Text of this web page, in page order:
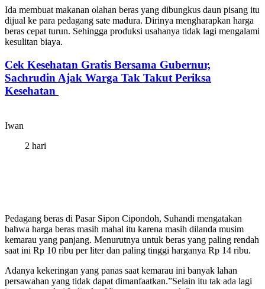
Ida membuat makanan olahan beras yang dibungkus daun pisang itu
dijual ke para pedagang sate madura. Dirinya mengharapkan harga
beras cepat turun. Sehingga produksi usahanya tidak lagi mengalami
kesulitan biaya.
Cek Kesehatan Gratis Bersama Gubernur,
Sachrudin Ajak Warga Tak Takut Periksa
Kesehatan
Iwan
2 hari
Pedagang beras di Pasar Sipon Cipondoh, Suhandi mengatakan
bahwa harga beras masih mahal itu karena masih dilanda musim
kemarau yang panjang. Menurutnya untuk beras yang paling rendah
saat ini Rp 10 ribu per liter dan paling tinggi harganya Rp 14 ribu.
Adanya kekeringan yang panas saat kemarau ini banyak lahan
persawahan yang tidak dapat dimanfaatkan.”Selain itu tak ada lagi